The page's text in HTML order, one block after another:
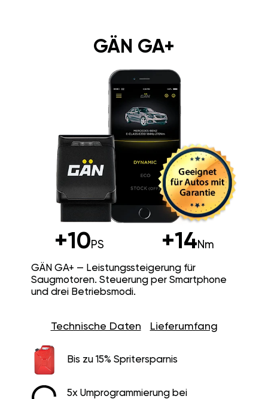
GÄN GA+
+10PS +14Nm
GÄN GA+ — Leistungssteigerung für
Saugmotoren. Steuerung per Smartphone
und drei Betriebsmodi.
Technische Daten Lieferumfang
Bis zu 15% Spritersparnis
5x Umprogrammierung bei